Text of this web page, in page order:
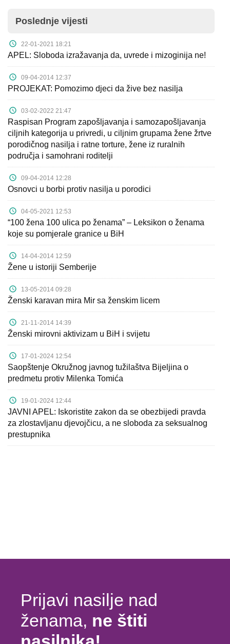
Poslednje vijesti
22-01-2021 18:21
APEL: Sloboda izražavanja da, uvrede i mizoginija ne!
09-04-2014 12:37
PROJEKAT: Pomozimo djeci da žive bez nasilja
03-02-2022 21:47
Raspisan Program zapošljavanja i samozapošljavanja
ciljnih kategorija u privredi, u ciljnim grupama žene žrtve
porodičnog nasilja i ratne torture, žene iz ruralnih
područja i samohrani roditelji
09-04-2014 12:28
Osnovci u borbi protiv nasilja u porodici
04-05-2021 12:53
“100 žena 100 ulica po ženama” – Leksikon o ženama
koje su pomjerale granice u BiH
14-04-2014 12:59
Žene u istoriji Semberije
13-05-2014 09:28
Ženski karavan mira Mir sa ženskim licem
21-11-2014 14:39
Ženski mirovni aktivizam u BiH i svijetu
17-01-2024 12:54
Saopštenje Okružnog javnog tužilaštva Bijeljina o
predmetu protiv Milenka Tomića
19-01-2024 12:44
JAVNI APEL: Iskoristite zakon da se obezbijedi pravda
za zlostavljanu djevojčicu, a ne sloboda za seksualnog
prestupnika
Prijavi nasilje nad
ženama, ne štiti